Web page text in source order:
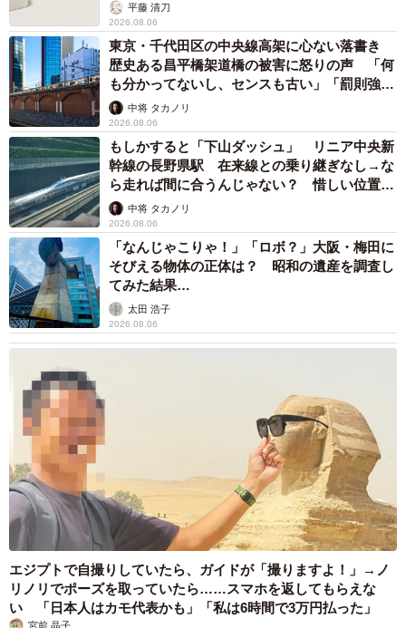
平藤 清刀
2026.08.06
東京・千代田区の中央線高架に心ない落書き
歴史ある昌平橋架道橋の被害に怒りの声 「何
も分かってないし、センスも古い」「罰則強化
して」中将 タカノリ
2026.08.06
もしかすると「下山ダッシュ」 リニア中央新
幹線の長野県駅 在来線との乗り継ぎなし→な
ら走れば間に合うんじゃない？ 惜しい位置関
係が反響
中将 タカノリ
2026.08.06
「なんじゃこりゃ！」「ロボ？」大阪・梅田に
そびえる物体の正体は？ 昭和の遺産を調査し
てみた結果…
太田 浩子
2026.08.06
エジプトで自撮りしていたら、ガイドが「撮りますよ！」→ノ
リノリでポーズを取っていたら……スマホを返してもらえな
い 「日本人はカモ代表かも」「私は6時間で3万円払った」
宮前 晶子